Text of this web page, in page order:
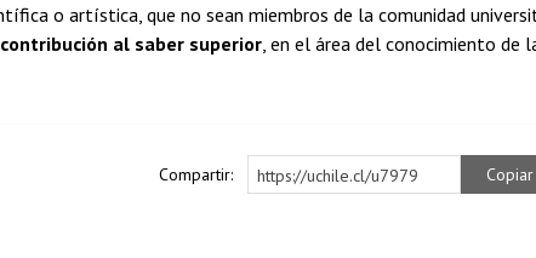
o artística, que no sean miembros de la comunidad
al saber superior , en el área del conocimiento de
Compartir: https://uchile.cl/u7979 Copiar